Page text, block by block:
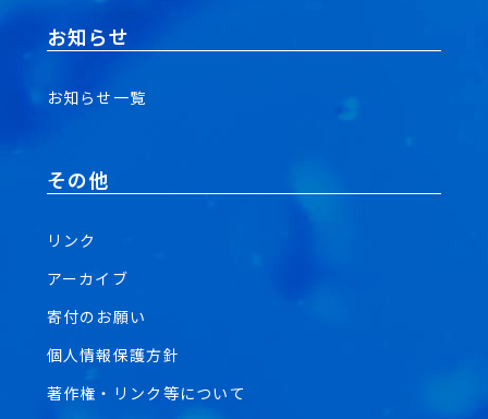
お知らせ
お知らせ一覧
その他
リンク
アーカイブ
寄付のお願い
個人情報保護方針
著作権・リンク等について